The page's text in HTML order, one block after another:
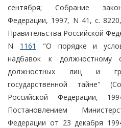
сентября; Собрание
Федерации, 1997, N 41, с.
Правительства Российской
N 1161
"О порядке и
надбавок к должностному
должностных лиц и
государственной тайне"
Российской Федерации,
Постановлением
Федерации от 23 декабря